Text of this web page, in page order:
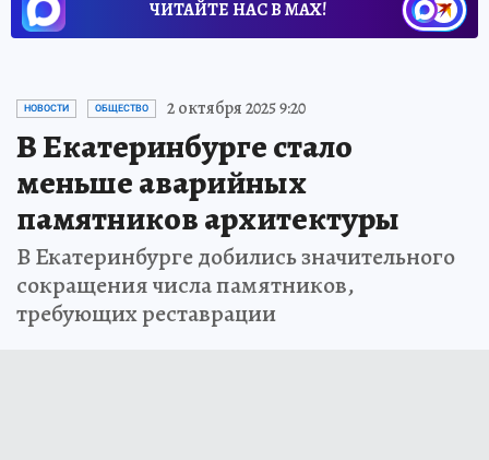
ЧИТАЙТЕ НАС В МАХ!
НОВОСТИ ОБЩЕСТВО 2 октября 2025 9:20
В Екатеринбурге стало
меньше аварийных
памятников архитектуры
В Екатеринбурге добились значительного
сокращения числа памятников,
требующих реставрации